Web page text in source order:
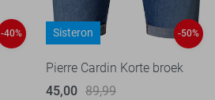
-40% Sisteron -50%
Pierre Cardin Korte broek
45,00 89,99